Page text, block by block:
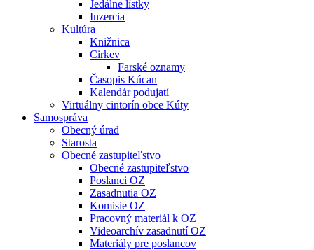
Jedálne lístky
Inzercia
Kultúra
Knižnica
Cirkev
Farské oznamy
Časopis Kúcan
Kalendár podujatí
Virtuálny cintorín obce Kúty
Samospráva
Obecný úrad
Starosta
Obecné zastupiteľstvo
Obecné zastupiteľstvo
Poslanci OZ
Zasadnutia OZ
Komisie OZ
Pracovný materiál k OZ
Videoarchív zasadnutí OZ
Materiály pre poslancov